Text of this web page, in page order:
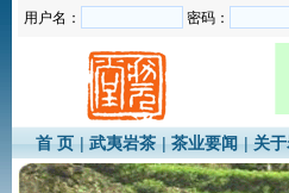
用户名： 密码：
首 页 |武夷岩茶 |茶业要闻 |关